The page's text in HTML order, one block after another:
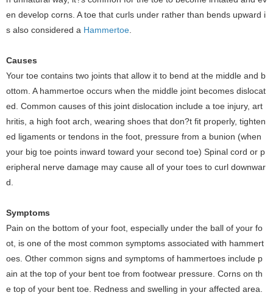
en develop corns. A toe that curls under rather than bends upward i
s also considered a Hammertoe
Causes
Your toe contains two joints that allow it to bend at the middle and b
ottom. A hammertoe occurs when the middle joint becomes dislocat
ed. Common causes of this joint dislocation include a toe injury, art
hritis, a high foot arch, wearing shoes that don?t fit properly, tighten
ed ligaments or tendons in the foot, pressure from a bunion (when
your big toe points inward toward your second toe) Spinal cord or p
eripheral nerve damage may cause all of your toes to curl downwar
d.
Symptoms
Pain on the bottom of your foot, especially under the ball of your fo
ot, is one of the most common symptoms associated with hammert
oes. Other common signs and symptoms of hammertoes include p
ain at the top of your bent toe from footwear pressure. Corns on th
e top of your bent toe. Redness and swelling in your affected area.